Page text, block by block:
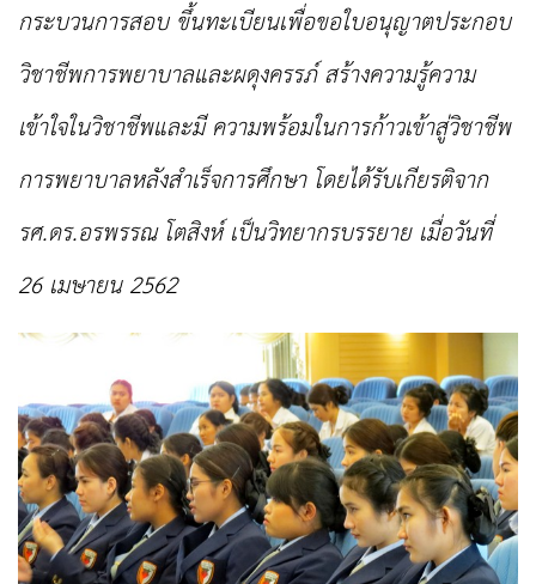
กระบวนการสอบ ขึ้นทะเบียนเพื่อขอใบอนุญาตประกอบ
วิชาชีพการพยาบาลและผดุงครรภ์ สร้างความรู้ความ
เข้าใจในวิชาชีพและมี ความพร้อมในการก้าวเข้าสู่วิชาชีพ
การพยาบาลหลังสำเร็จการศึกษา โดยได้รับเกียรติจาก
รศ.ดร.อรพรรณ โตสิงห์ เป็นวิทยากรบรรยาย เมื่อวันที่
26 เมษายน 2562